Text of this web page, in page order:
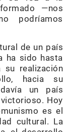
—nos
podríamos
de un país
ha sido hasta
su realización
hacia su
un país
Hoy
es el
cultural. La